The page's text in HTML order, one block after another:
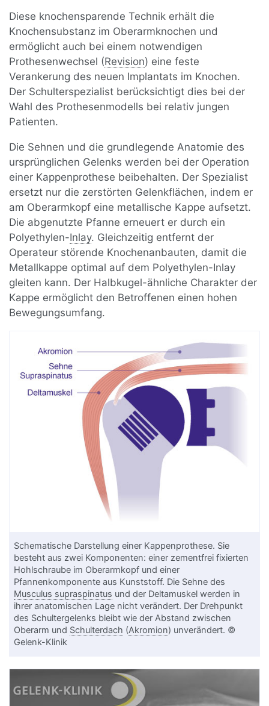
Diese knochensparende Technik erhält die
Knochensubstanz im Oberarmknochen und
ermöglicht auch bei einem notwendigen
Prothesenwechsel (Revision) eine feste
Verankerung des neuen Implantats im Knochen.
Der Schulterspezialist berücksichtigt dies bei der
Wahl des Prothesenmodells bei relativ jungen
Patienten.
Die Sehnen und die grundlegende Anatomie des
ursprünglichen Gelenks werden bei der Operation
einer Kappenprothese beibehalten. Der Spezialist
ersetzt nur die zerstörten Gelenkflächen, indem er
am Oberarmkopf eine metallische Kappe aufsetzt.
Die abgenutzte Pfanne erneuert er durch ein
Polyethylen-Inlay. Gleichzeitig entfernt der
Operateur störende Knochenanbauten, damit die
Metallkappe optimal auf dem Polyethylen-Inlay
gleiten kann. Der Halbkugel-ähnliche Charakter der
Kappe ermöglicht den Betroffenen einen hohen
Bewegungsumfang.
Schematische Darstellung einer Kappenprothese. Sie
besteht aus zwei Komponenten: einer zementfrei fixierten
Hohlschraube im Oberarmkopf und einer
Pfannenkomponente aus Kunststoff. Die Sehne des
Musculus supraspinatus und der Deltamuskel werden in
ihrer anatomischen Lage nicht verändert. Der Drehpunkt
des Schultergelenks bleibt wie der Abstand zwischen
Oberarm und Schulterdach (Akromion) unverändert. ©
Gelenk-Klinik